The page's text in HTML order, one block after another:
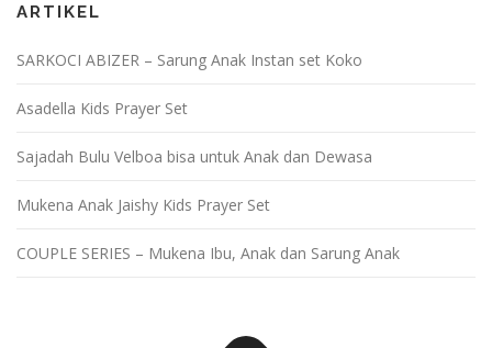
ARTIKEL
SARKOCI ABIZER – Sarung Anak Instan set Koko
Asadella Kids Prayer Set
Sajadah Bulu Velboa bisa untuk Anak dan Dewasa
Mukena Anak Jaishy Kids Prayer Set
COUPLE SERIES – Mukena Ibu, Anak dan Sarung Anak